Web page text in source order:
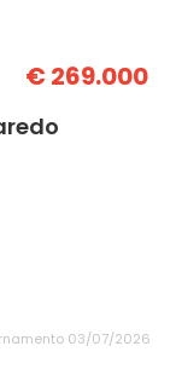
€ 269.000
03/07/2026